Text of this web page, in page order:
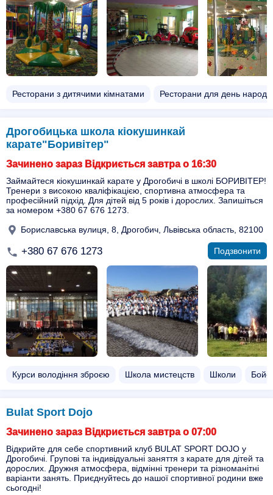
Ресторани з дитячими кімнатами Ресторани для день
Дрогобицька школа кіокушинкай
карате"Боривітер"
Зачинено зараз Відкриється завтра о 16:30
Займайтеся кіокушинкай карате у Дрогобичі в школі БОРИВІТЕР!
Тренери з високою кваліфікацією, спортивна атмосфера та
професійний підхід. Для дітей від 5 років і дорослих. Запишіться
за номером +380 67 676 1273.
Бориславська вулиця, 8, Дрогобич, Львівська область, 82100
+380 67 676 1273 Подзвонити
Курси володіння зброєю Школа мистецств Школи
Bulat Sport Dojo
Зачинено зараз Відкриється завтра о 07:00
Відкрийте для себе спортивний клуб BULAT SPORT DOJO у
Дрогобичі. Групові та індивідуальні заняття з карате для дітей та
дорослих. Дружня атмосфера, відмінні тренери та різноманітні
варіанти занять. Приєднуйтесь до нашої спортивної родини вже
сьогодні!